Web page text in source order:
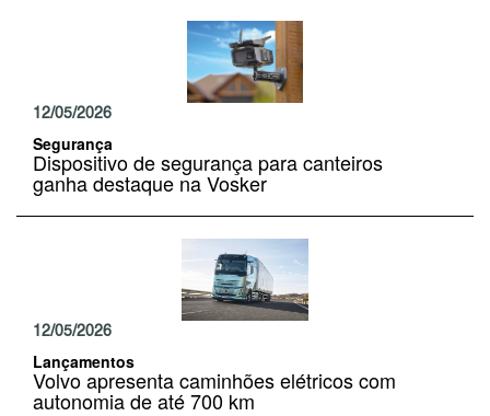
12/05/2026
Segurança
Dispositivo de segurança para canteiros
ganha destaque na Vosker
12/05/2026
Lançamentos
Volvo apresenta caminhões elétricos com
autonomia de até 700 km